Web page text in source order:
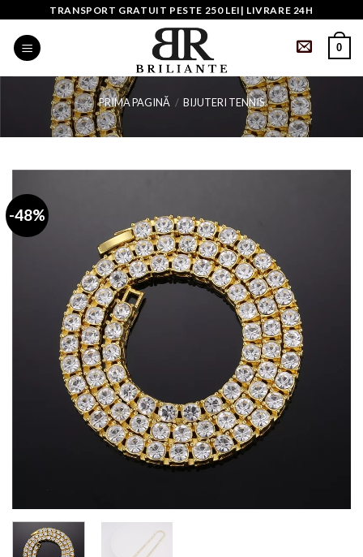
content
TRANSPORT GRATUIT PESTE 250 LEI| LIVRARE 24H
0
PRIMA PAGINĂ / BIJUTERI TENNIS
-48%